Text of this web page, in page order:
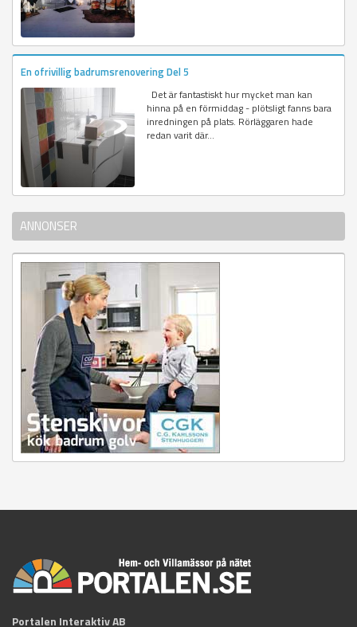
En ofrivillig badrumsrenovering Del 5
Det är fantastiskt hur mycket man kan
hinna på en förmiddag - plötsligt fanns bara
inredningen på plats. Rörläggaren hade
redan varit där...
ANNONSER
Portalen Interaktiv AB